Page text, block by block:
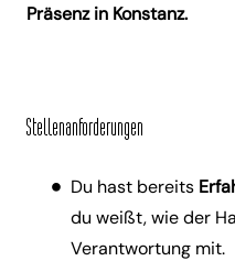
Präsenz in Konstanz.
Stellenanforderungen
Du hast bereits
du weißt, wie der
Verantwortung mit.